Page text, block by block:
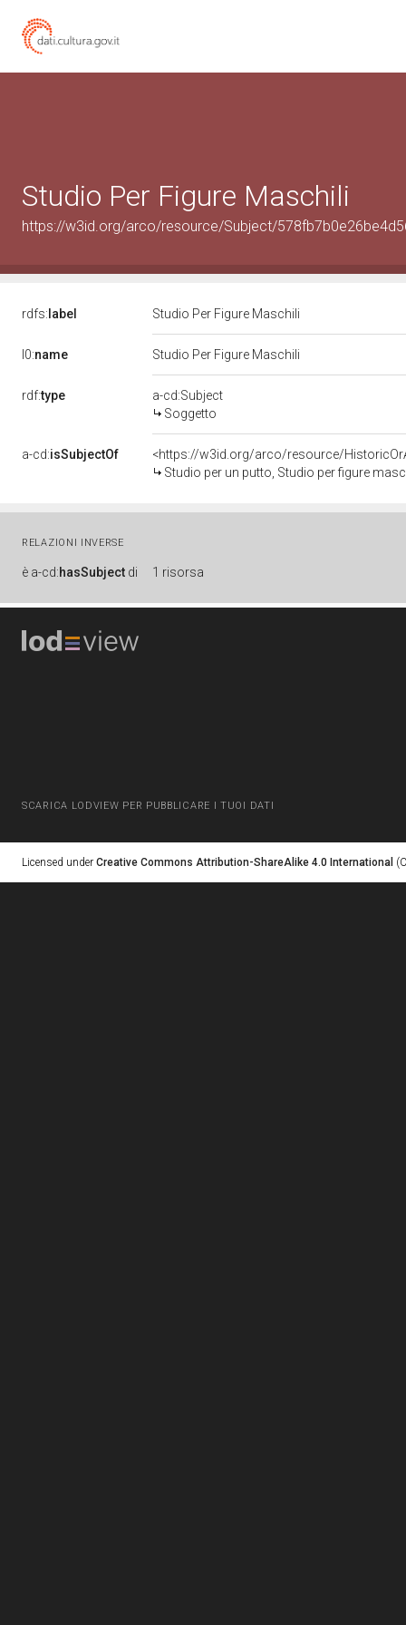
Studio Per Figure Maschili
https://w3id.org/arco/resource/Subject/
rdfs: label Studio Per Figure Maschili
l0:name Studio Per Figure Maschili
rdf:type
a-cd:Subject
Soggetto
a-cd:isSubjectOf
<https://w3id.org/arco/resource/
Studio per un putto, Studio per figure maschili
RELAZIONI INVERSE
è a-cd:hasSubject di 1 risorsa
SCARICA LODVIEW PER PUBBLICARE I TUOI DATI
Licensed under Creative Commons Attribution-ShareAlike 4.0 International